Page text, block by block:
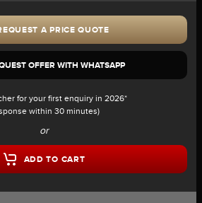
A PRICE QUOTE
OFFER WITH WHATSAPP
for your first enquiry in 2026*
within 30 minutes)
or
ADD TO CART